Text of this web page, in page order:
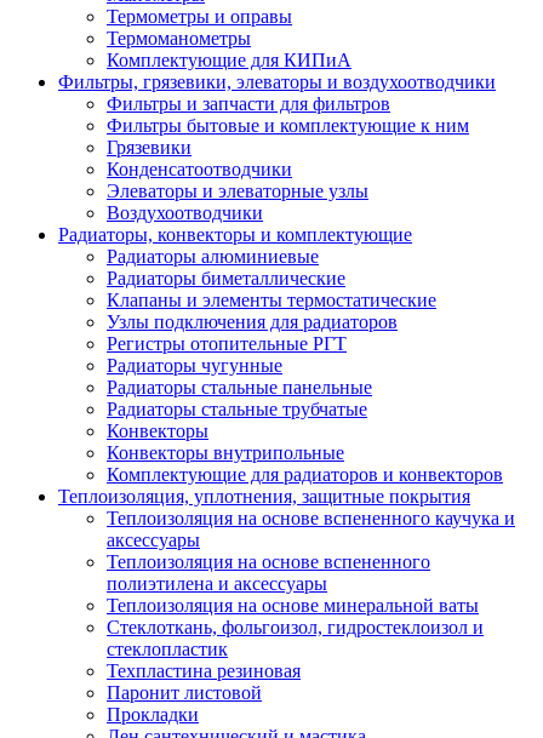
Термометры и оправы
Термоманометры
Комплектующие для КИПиА
Фильтры, грязевики, элеваторы и воздухоотводчики
Фильтры и запчасти для фильтров
Фильтры бытовые и комплектующие к ним
Грязевики
Конденсатоотводчики
Элеваторы и элеваторные узлы
Воздухоотводчики
Радиаторы, конвекторы и комплектующие
Радиаторы алюминиевые
Радиаторы биметаллические
Клапаны и элементы термостатические
Узлы подключения для радиаторов
Регистры отопительные РГТ
Радиаторы чугунные
Радиаторы стальные панельные
Радиаторы стальные трубчатые
Конвекторы
Конвекторы внутрипольные
Комплектующие для радиаторов и конвекторов
Теплоизоляция, уплотнения, защитные покрытия
Теплоизоляция на основе вспененного каучука и
аксессуары
Теплоизоляция на основе вспененного
полиэтилена и аксессуары
Теплоизоляция на основе минеральной ваты
Стеклоткань, фольгоизол, гидростеклоизол и
стеклопластик
Техпластина резиновая
Паронит листовой
Прокладки